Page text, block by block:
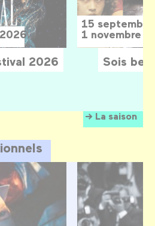
La saison
2026
15
1 novembre
Sois